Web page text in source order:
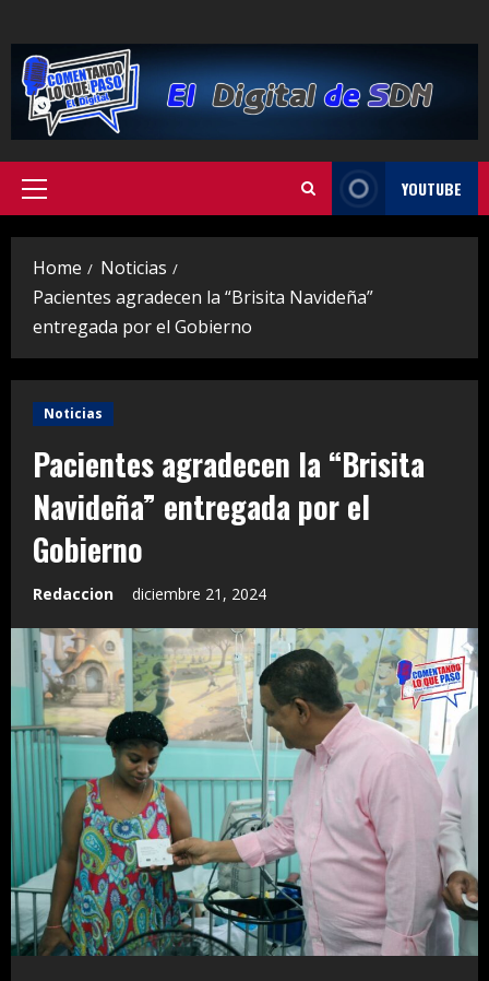
to
content
Primary
YOUTUBE
Home
Noticias
Pacientes agradecen la “Brisita Navideña”
entregada por el Gobierno
Noticias
Pacientes agradecen la “Brisita
Navideña” entregada por el
Gobierno
Redaccion diciembre 21, 2024